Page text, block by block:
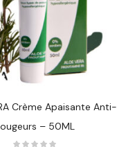
Crème Apaisante Anti-
– 50ML